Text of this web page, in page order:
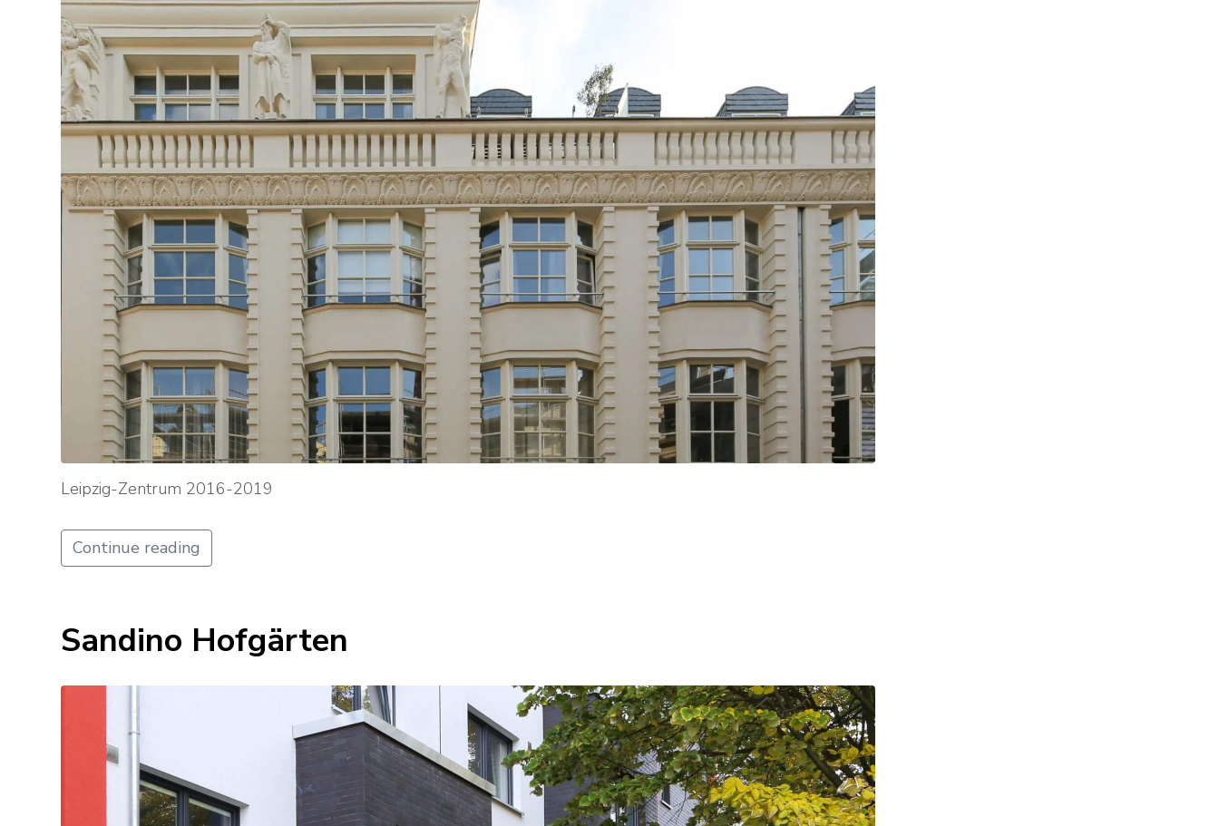
Leipzig-Zentrum 2016-2019
Continue reading
Sandino Hofgärten